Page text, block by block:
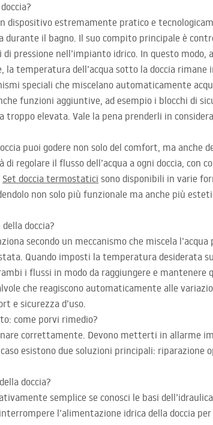
dispositivo estremamente pratico e
durante il bagno. Il suo compito principale è
pressione nell’impianto idrico. In questo modo,
temperatura dell’acqua sotto la doccia rimane
speciali che miscelano automaticamente
funzioni aggiuntive, ad esempio i blocchi di
elevata. Vale la pena prenderli in
puoi godere non solo del comfort, ma anche
regolare il flusso dell’acqua a ogni doccia, con
Set doccia termostatici sono disponibili in varie
non solo più funzionale ma anche più
doccia?
secondo un meccanismo che miscela
Quando imposti la temperatura desiderata
i flussi in modo da raggiungere e
che reagiscono automaticamente alle
e sicurezza d’uso.
come porvi rimedio?
correttamente. Devono metterti in allarme
esistono due soluzioni principali: riparazione
doccia?
semplice se conosci le basi
l’alimentazione idrica della doccia